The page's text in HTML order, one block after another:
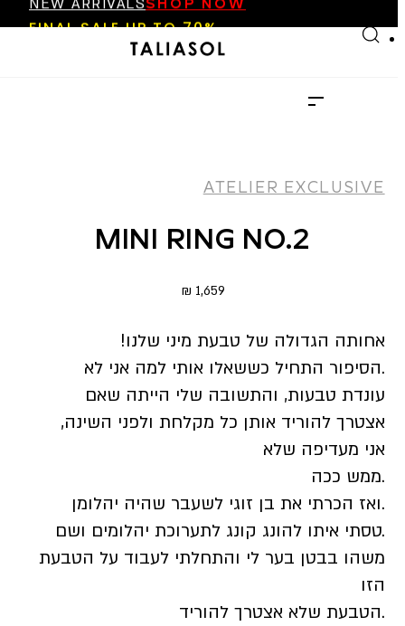
Skip to main content
FINAL SALE UP TO 70%
SHOP NOW
FINAL SALE UP TO 70%
ATELIER EXCLUSIVE
MINI RING NO.2
1,659
₪
אחותה הגדולה של טבעת מיני שלנו!
.הסיפור התחיל כששאלו אותי למה אני לא
עונדת טבעות, והתשובה שלי הייתה שאם
אצטרך להוריד אותן כל מקלחת ולפני השינה,
אני מעדיפה שלא
.ממש ככה
.ואז הכרתי את בן זוגי לשעבר שהיה יהלומן
.טסתי איתו להונג קונג לתערוכת יהלומים ושם
משהו בבטן בער לי והתחלתי לעבוד על הטבעת
הזו
.הטבעת שלא אצטרך להוריד